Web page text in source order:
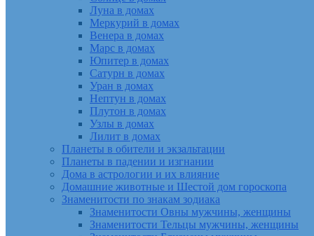
Луна в домах
Меркурий в домах
Венера в домах
Марс в домах
Юпитер в домах
Сатурн в домах
Уран в домах
Нептун в домах
Плутон в домах
Узлы в домах
Лилит в домах
Планеты в обители и экзальтации
Планеты в падении и изгнании
Дома в астрологии и их влияние
Домашние животные и Шестой дом гороскопа
Знаменитости по знакам зодиака
Знаменитости Овны мужчины, женщины
Знаменитости Тельцы мужчины, женщины